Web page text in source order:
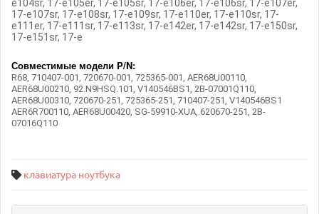
e104sr, 17-e105er, 17-e105sr, 17-e106er, 17-e106sr, 17-e107er,
17-e107sr, 17-e108sr, 17-e109sr, 17-e110er, 17-e110sr, 17-
e111er, 17-e111sr, 17-e113sr, 17-e142er, 17-e142sr, 17-e150sr,
17-e151sr, 17-e
Совместимые модели P/N:
R68, 710407-001, 720670-001, 725365-001, AER68U00110,
AER68U00210, 92.N9HSQ.101, V140546BS1, 2B-07001Q110,
AER68U00310, 720670-251, 725365-251, 710407-251, V140546BS1
AER6R700110, AER68U00420, SG-59910-XUA, 620670-251, 2B-
07016Q110
клавиатура ноутбука